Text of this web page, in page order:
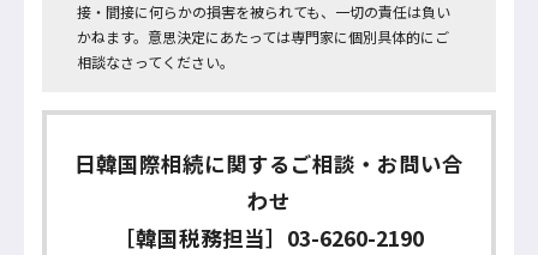
接・間接に何らかの損害を被られても、一切の責任は負い
かねます。意思決定にあたっては専門家に個別具体的にご
相談なさってください。
日韓国際相続に関するご相談・お問い合
わせ
［韓国税務担当］ 03-6260-2190